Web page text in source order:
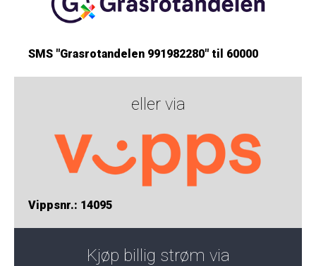
SMS "Grasrotandelen 991982280" til 60000
eller via
Vippsnr.: 14095
Kjøp billig strøm via